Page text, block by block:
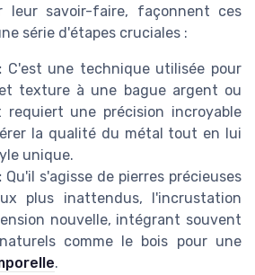
leur savoir-faire, façonnent ces
série d'étapes cruciales :
C'est une technique utilisée pour
texture à une bague argent ou
requiert une précision incroyable
la qualité du métal tout en lui
unique.
Qu'il s'agisse de pierres précieuses
plus inattendus, l'incrustation
nouvelle, intégrant souvent
comme le bois pour une
.